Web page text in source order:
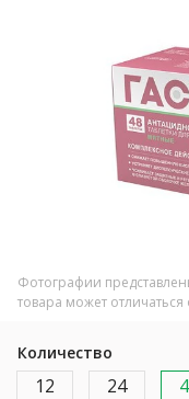
Фотографии
товара может
Количество
12 24